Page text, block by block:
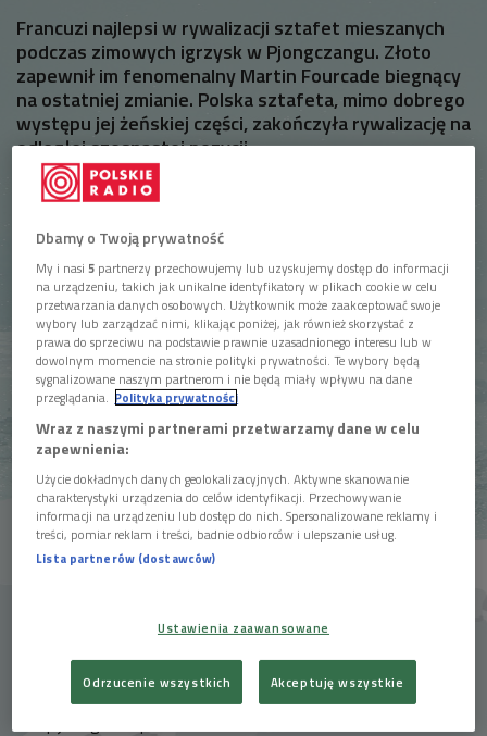
Francuzi najlepsi w rywalizacji sztafet mieszanych
podczas zimowych igrzysk w Pjongczangu. Złoto
zapewnił im fenomenalny Martin Fourcade biegnący
na ostatniej zmianie. Polska sztafeta, mimo dobrego
występu jej żeńskiej części, zakończyła rywalizację na
odległej szesnastej pozycji.
Martin Fourcade Foto: PAP/EPA/DIEGO AZUBEL
Długo wydawało się, że pewniakami do złota będą Niemcy,
których na prowadzenie wyprowadziła na drugiej zmianie
ostatecznie dla naszych zachodnich sąsiadów zabrakło
miejsca na podium.
Stało się tak ze względu na fatalne strzelania mistrza
Dbamy o Twoją prywatność
My i nasi5 partnerzy przechowujemy lub uzyskujemy dostęp do informacji
na urządzeniu, takich jak unikalne identyfikatory w plikach cookie w celu
przetwarzania danych osobowych. Użytkownik może zaakceptować swoje
wybory lub zarządzać nimi, klikając poniżej, jak również skorzystać z
prawa do sprzeciwu na podstawie prawnie uzasadnionego interesu lub w
dowolnym momencie na stronie polityki prywatności. Te wybory będą
sygnalizowane naszym partnerom i nie będą miały wpływu na dane
przeglądania. Polityka prywatności
Wraz z naszymi partnerami przetwarzamy dane w celu
zapewnienia:
Użycie dokładnych danych geolokalizacyjnych. Aktywne skanowanie
charakterystyki urządzenia do celów identyfikacji. Przechowywanie
informacji na urządzeniu lub dostęp do nich. Spersonalizowane reklamy i
treści, pomiar reklam i treści, badnie odbiorców i ulepszanie usług.
Lista partnerów (dostawców)
Ustawienia zaawansowane
Odrzucenie wszystkich Akceptuję wszystkie